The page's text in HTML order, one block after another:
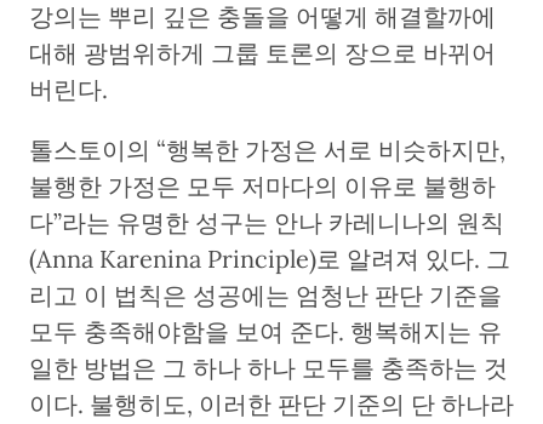
강의는 뿌리 깊은 충돌을 어떻게 해결할까에
대해 광범위하게 그룹 토론의 장으로 바뀌어
버린다.
톨스토이의 “행복한 가정은 서로 비슷하지만,
불행한 가정은 모두 저마다의 이유로 불행하
다”라는 유명한 성구는 안나 카레니나의 원칙
(Anna Karenina Principle)로 알려져 있다. 그
리고 이 법칙은 성공에는 엄청난 판단 기준을
모두 충족해야함을 보여 준다. 행복해지는 유
일한 방법은 그 하나 하나 모두를 충족하는 것
이다. 불행히도, 이러한 판단 기준의 단 하나라